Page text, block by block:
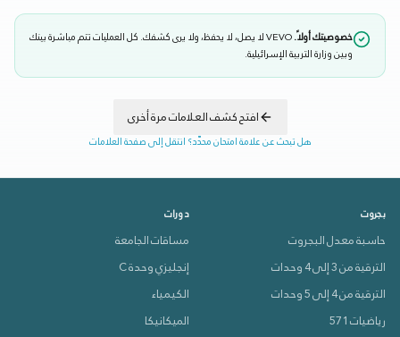
خصوصيتك أولاً.
VEVO لا يصل، لا يحفظ، ولا يرى كشفك. كل العمليات تتم مباشرة بينك
وبين وزارة التربية الإسرائيلية.
افتح كشف العلامات مرة أخرى
هل تبحث عن علامة امتحان محدّد؟ انتقل إلى صفحة العلامات
بجروت
حاسبة معدل البجروت
الترقية من 3 إلى 4 وحدات
الترقية من 4 إلى 5 وحدات
رياضيات 571
دورات
مساقات الجامعة
إنجليزي وحدة C
الكيمياء
الميكانيكا